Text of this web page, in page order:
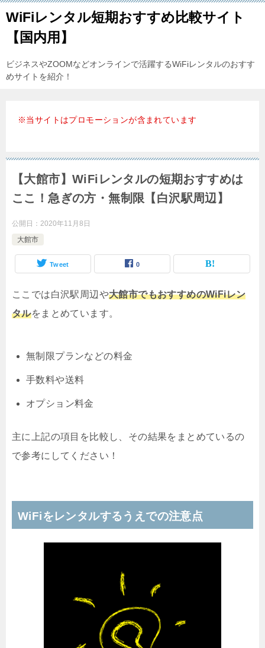
WiFiレンタル短期おすすめ比較サイト
【国内用】
ビジネスやZOOMなどオンラインで活躍するWiFiレンタルのおすす
めサイトを紹介！
※当サイトはプロモーションが含まれています
【大館市】WiFiレンタルの短期おすすめは
ここ！急ぎの方・無制限【白沢駅周辺】
公開日： 2020年11月8日
大館市
Tweet 0
ここでは白沢駅周辺や大館市でもおすすめのWiFiレン
タルをまとめています。
無制限プランなどの料金
手数料や送料
オプション料金
主に上記の項目を比較し、その結果をまとめているの
で参考にしてください！
WiFiをレンタルするうえでの注意点